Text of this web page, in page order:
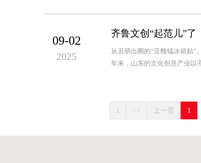
09-02
2025
齐鲁文创“起范儿”了
从丑萌出圈的“亚醜钺冰箱贴
年来，山东的文化创意产业以
1 << 上一页 1